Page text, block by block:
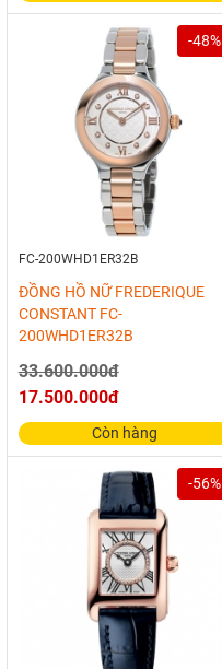
-48%
FC-200WHD1ER32B
ĐỒNG HỒ NỮ FREDERIQUE
CONSTANT FC-
200WHD1ER32B
33.600.000đ
17.500.000đ
Còn hàng
-56%